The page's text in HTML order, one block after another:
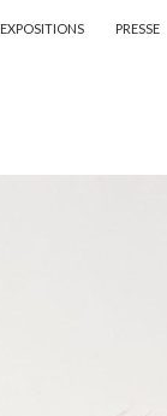
EXPOSITIONS PRESSE